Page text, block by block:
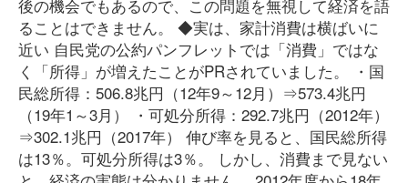
後の機会でもあるので、この問題を無視して経済を語
ることはできません。 ◆実は、家計消費は横ばいに
近い 自民党の公約パンフレットでは「消費」ではな
く「所得」が増えたことがPRされていました。 ・国
民総所得：506.8兆円（12年9～12月）⇒573.4兆円
（19年1～3月） ・可処分所得：292.7兆円（2012年）
⇒302.1兆円（2017年） 伸び率を見ると、国民総所得
は13％。可処分所得は3％。 しかし、消費まで見ない